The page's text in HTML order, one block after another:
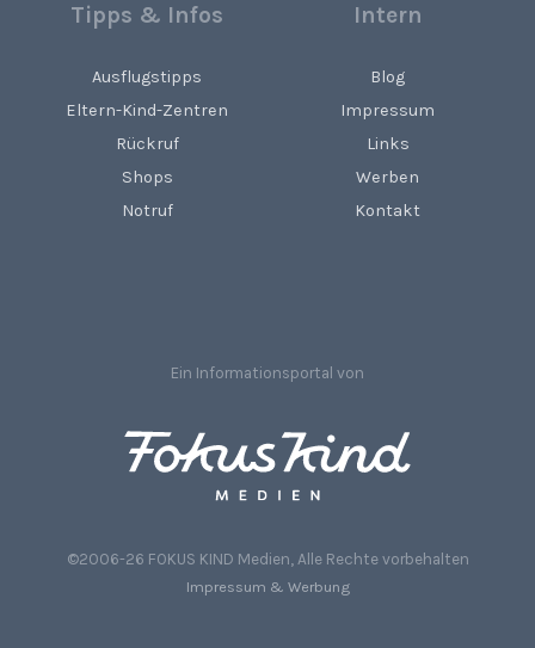
Tipps & Infos
Ausflugstipps
Eltern-Kind-Zentren
Rückruf
Shops
Notruf
Intern
Blog
Impressum
Links
Werben
Kontakt
Ein Informationsportal von
©2006-26 FOKUS KIND Medien, Alle Rechte vorbehalten
Impressum & Werbung